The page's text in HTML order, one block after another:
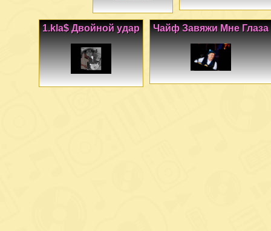
Чайф Завяжи Мне Глаза
1.kla$ Двойной удар